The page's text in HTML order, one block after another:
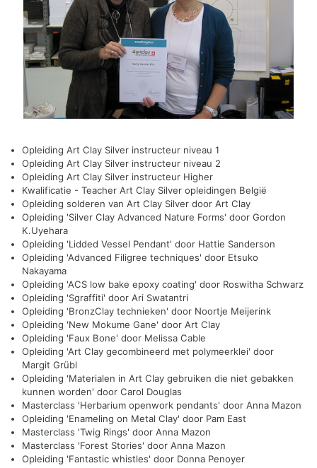
Opleiding Art Clay Silver instructeur niveau 1
Opleiding Art Clay Silver instructeur niveau 2
Opleiding Art Clay Silver instructeur Higher
Kwalificatie - Teacher Art Clay Silver opleidingen België
Opleiding solderen van Art Clay Silver door Art Clay
Opleiding 'Silver Clay Advanced Nature Forms' door Gordon
K.Uyehara
Opleiding 'Lidded Vessel Pendant' door Hattie Sanderson
Opleiding 'Advanced Filigree techniques' door Etsuko
Nakayama
Opleiding 'ACS low bake epoxy coating' door Roswitha Schwarz
Opleiding 'Sgraffiti' door Ari Swatantri
Opleiding 'BronzClay technieken' door Noortje Meijerink
Opleiding 'New Mokume Gane' door Art Clay
Opleiding 'Faux Bone' door Melissa Cable
Opleiding 'Art Clay gecombineerd met polymeerklei' door
Margit Grübl
Opleiding 'Materialen in Art Clay gebruiken die niet gebakken
kunnen worden' door Carol Douglas
Masterclass 'Herbarium openwork pendants' door Anna Mazon
Opleiding 'Enameling on Metal Clay' door Pam East
Masterclass 'Twig Rings' door Anna Mazon
Masterclass 'Forest Stories' door Anna Mazon
Opleiding 'Fantastic whistles' door Donna Penoyer